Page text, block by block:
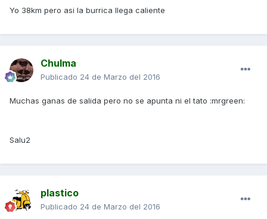
Yo 38km pero asi la burrica llega caliente
Chulma
Publicado 24 de Marzo del 2016
Muchas ganas de salida pero no se apunta ni el tato :mrgreen:
Salu2
plastico
Publicado 24 de Marzo del 2016